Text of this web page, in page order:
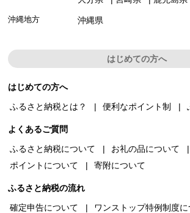
沖縄地方 沖縄県
はじめての方へ
はじめての方へ
ふるさと納税とは？
便利なポイント制
よくあるご質問
ふるさと納税について
お礼の品について
ポイントについて
寄附について
ふるさと納税の流れ
確定申告について
ワンストップ特例制度に